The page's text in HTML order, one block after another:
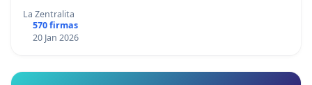
La Zentralita
570 firmas
20 Jan 2026